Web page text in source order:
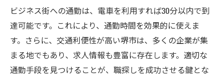
堺市で理想の職場を探す求人情報の活用術
オンライン求人サイトの効果的な利用法
求人情報から企業文化を見極めるポイント
堺市の求人で注目すべき業界と職種
ビジネス街への通勤は、電車を利用すれば30分以内で到
達可能です。これにより、通勤時間を効果的に使えま
す。さらに、交通利便性が高い堺市は、多くの企業が集
まる地でもあり、求人情報も豊富に存在します。適切な
通勤手段を見つけることが、職探しを成功させる鍵とな